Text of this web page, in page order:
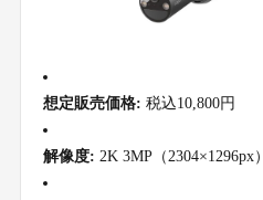
想定販売価格: 税込10,800円
解像度: 2K 3MP（2304×1296px）